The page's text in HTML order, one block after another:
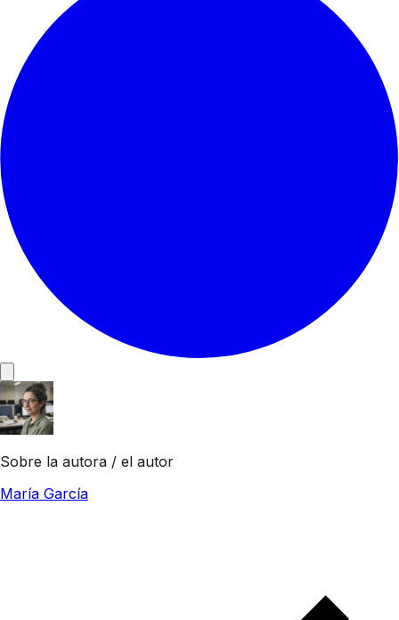
Sobre la autora / el autor
María García